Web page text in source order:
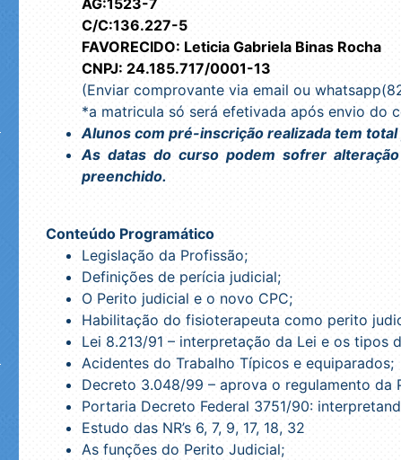
C/C:136.227-5
FAVORECIDO: Leticia Gabriela Binas Rocha
CNPJ: 24.185.717/0001-13
(Enviar comprovante via email ou
*a matricula só será efetivada após envio do
Alunos com pré-inscrição realizada tem
As datas do curso podem sofrer
preenchido.
Conteúdo Programático
Legislação da Profissão;
Definições de perícia judicial;
O Perito judicial e o novo CPC;
Habilitação do fisioterapeuta como perito
Lei 8.213/91 – interpretação da Lei e os tipos
Acidentes do Trabalho Típicos e equiparados;
Decreto 3.048/99 – aprova o regulamento da
Portaria Decreto Federal 3751/90:
Estudo das NR’s 6, 7, 9, 17, 18, 32
As funções do Perito Judicial;